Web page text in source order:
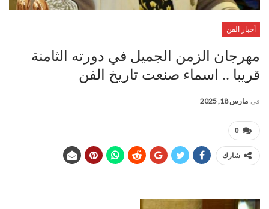
أخبار الفن
مهرجان الزمن الجميل في دورته الثامنة
قريبا .. اسماء صنعت تاريخ الفن
في مارس 18, 2025
0
شارك